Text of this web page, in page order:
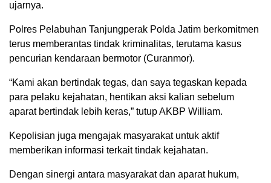
ujarnya.
Polres Pelabuhan Tanjungperak Polda Jatim berkomitmen
terus memberantas tindak kriminalitas, terutama kasus
pencurian kendaraan bermotor (Curanmor).
“Kami akan bertindak tegas, dan saya tegaskan kepada
para pelaku kejahatan, hentikan aksi kalian sebelum
aparat bertindak lebih keras,” tutup AKBP William.
Kepolisian juga mengajak masyarakat untuk aktif
memberikan informasi terkait tindak kejahatan.
Dengan sinergi antara masyarakat dan aparat hukum,